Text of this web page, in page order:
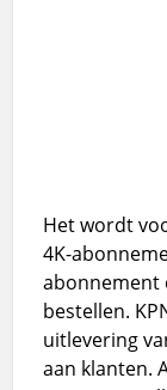
Het wordt
4K-
abonnement
bestellen.
uitlevering
aan klanten.